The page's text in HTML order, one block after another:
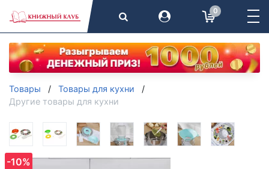
0
Товары
Товары для кухни
Другие товары для кухни
-10%